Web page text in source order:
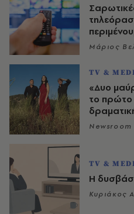
Μάριος
TV &
«Δυο
το
Newsroom
TV &
Η
Κυριάκος